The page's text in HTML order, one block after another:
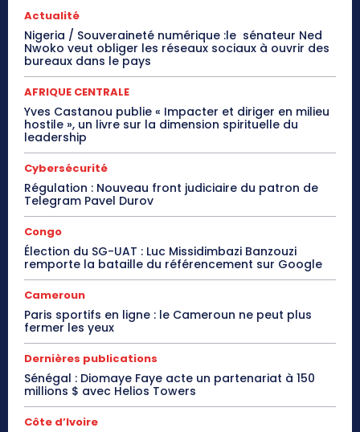
Actualité
Nigeria / Souveraineté numérique :le sénateur Ned
Nwoko veut obliger les réseaux sociaux à ouvrir des
bureaux dans le pays
AFRIQUE CENTRALE
Yves Castanou publie « Impacter et diriger en milieu
hostile », un livre sur la dimension spirituelle du
leadership
Cybersécurité
Régulation : Nouveau front judiciaire du patron de
Telegram Pavel Durov
Congo
Élection du SG-UAT : Luc Missidimbazi Banzouzi
remporte la bataille du référencement sur Google
Cameroun
Paris sportifs en ligne : le Cameroun ne peut plus
fermer les yeux
Dernières publications
Sénégal : Diomaye Faye acte un partenariat à 150
millions $ avec Helios Towers
Côte d’Ivoire